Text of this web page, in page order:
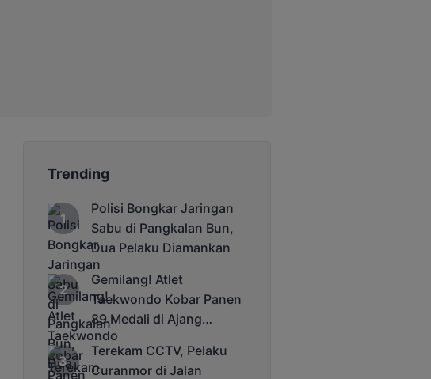
Trending
Polisi Bongkar Jaringan
Sabu di Pangkalan Bun,
Dua Pelaku Diamankan
Gemilang! Atlet
Taekwondo Kobar Panen
89 Medali di Ajang
Bergengsi Rektor Unda
Cup 2025
Terekam CCTV, Pelaku
Curanmor di Jalan